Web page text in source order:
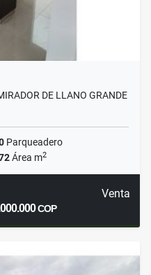
DE LLANO GRANDE
Parqueadero
Área m2
Venta
COP